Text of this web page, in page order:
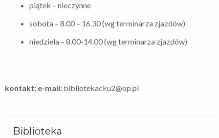
piątek – nieczynne
sobota – 8.00 – 16.30 (wg terminarza zjazdów)
niedziela – 8.00-14.00 (wg terminarza zjazdów)
kontakt: e-mail: bibliotekacku2@op.pl
Biblioteka